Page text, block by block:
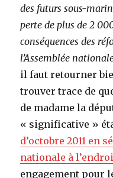
des futurs sous-
perte de plus de 2
conséquences des
l’Assemblée
il faut retourner
trouver trace de
de madame la
« significative »
d’octobre 2011 en
nationale à
engagement pour